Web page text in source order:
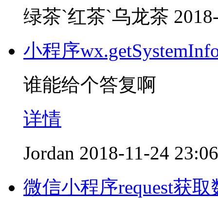
绿茶`红茶`乌龙茶
小程序
谁能给个答复啊
详情
Jordan 2018-11-24 23:06
微信小程序request获取